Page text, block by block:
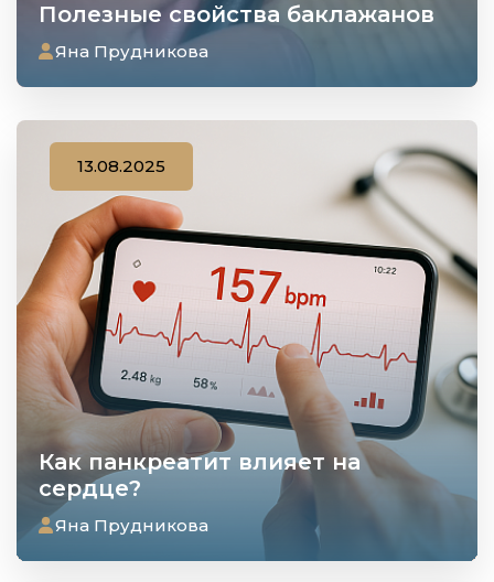
Полезные свойства баклажанов
Яна Прудникова
Как панкреатит влияет на
сердце?
13.08.2025
Яна Прудникова